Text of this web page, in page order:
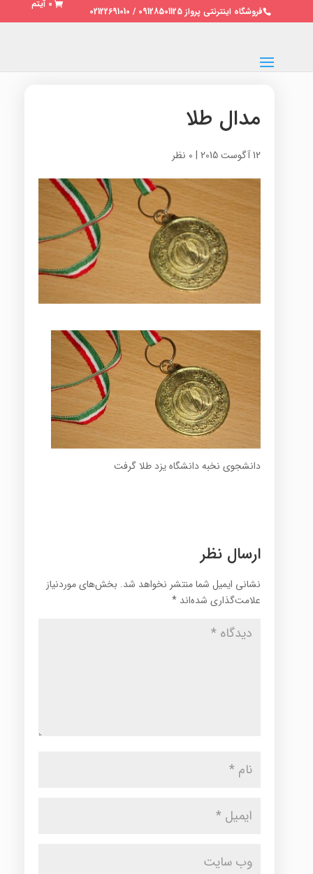
فروشگاه اینترنتی پرواز 09128501125 / 02122691010
0 آیتم
مدال طلا
12 آگوست 2015 | 0 نظر
دانشجوی نخبه دانشگاه یزد طلا گرفت
ارسال نظر
نشانی ایمیل شما منتشر نخواهد شد. بخش‌های موردنیاز
علامت‌گذاری شده‌اند *